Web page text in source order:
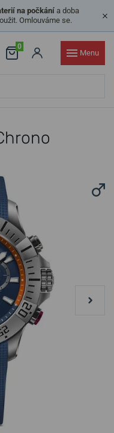
na počkánía doba
Omlouváme se.
0
Menu